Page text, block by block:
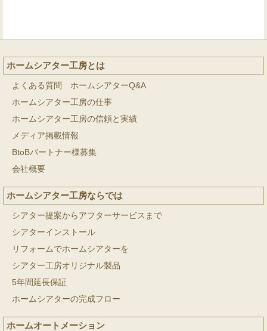
ホームシアター工房とは
よくある質問 ホームシアターQ&A
ホームシアター工房の仕事
ホームシアター工房の信頼と実績
メディア掲載情報
BtoBパートナー様募集
会社概要
ホームシアター工房ならでは
シアター提案からアフターサービスまで
シアターインストール
リフォームでホームシアターを
シアター工房オリジナル製品
5年間延長保証
ホームシアターの完成フロー
ホームオートメーション